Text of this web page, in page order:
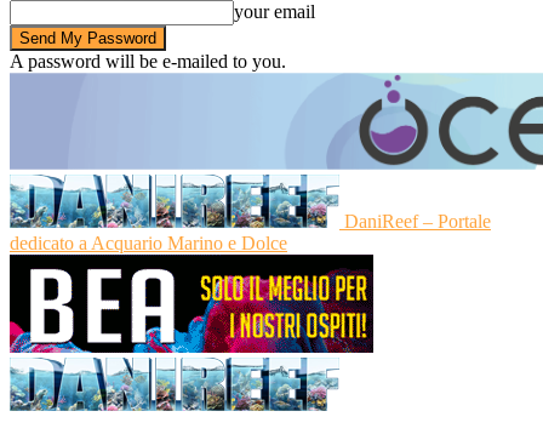
your email
A password will be e-mailed to you.
DaniReef – Portale
dedicato a Acquario Marino e Dolce